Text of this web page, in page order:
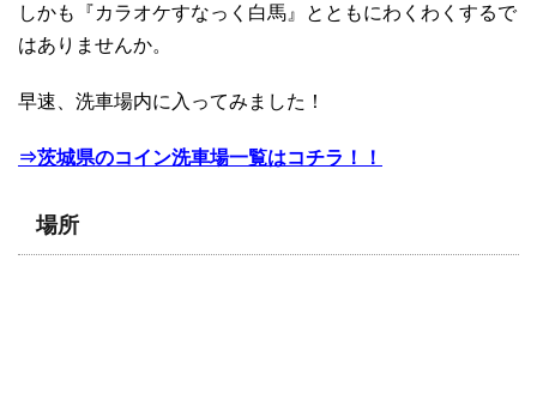
しかも『カラオケすなっく白馬』とともにわくわくするで
はありませんか。
早速、洗車場内に入ってみました！
⇒茨城県のコイン洗車場一覧はコチラ！！
場所